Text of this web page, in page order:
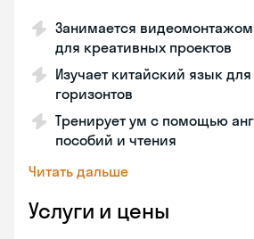
Занимается
для креативных проектов
Изучает китайский язык
горизонтов
Тренирует ум с помощью
пособий и чтения
Читать дальше
Услуги и цены